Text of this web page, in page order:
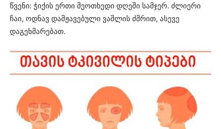
წვენი: ჭიქის ერთი მეოთხედი დღეში სამჯერ. ძლიერი
ჩაი, ოდნავ დამჟავებული ვაშლის ძმრით, ასევე
დაგეხმარებათ.